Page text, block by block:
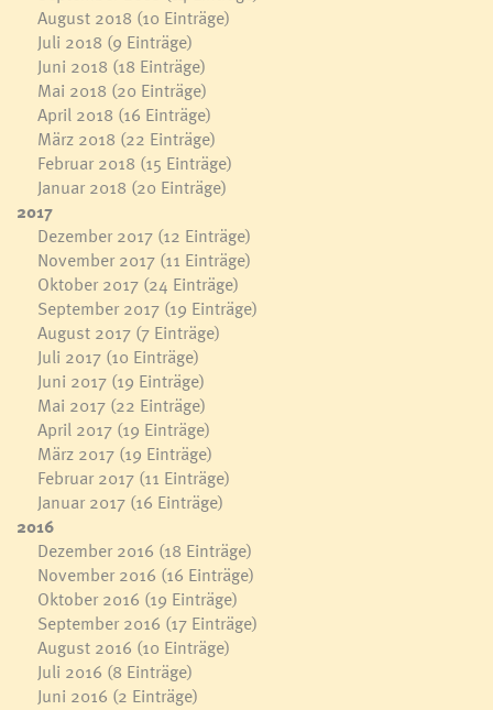
August 2018 (10 Einträge)
Juli 2018 (9 Einträge)
Juni 2018 (18 Einträge)
Mai 2018 (20 Einträge)
April 2018 (16 Einträge)
März 2018 (22 Einträge)
Februar 2018 (15 Einträge)
Januar 2018 (20 Einträge)
2017
Dezember 2017 (12 Einträge)
November 2017 (11 Einträge)
Oktober 2017 (24 Einträge)
September 2017 (19 Einträge)
August 2017 (7 Einträge)
Juli 2017 (10 Einträge)
Juni 2017 (19 Einträge)
Mai 2017 (22 Einträge)
April 2017 (19 Einträge)
März 2017 (19 Einträge)
Februar 2017 (11 Einträge)
Januar 2017 (16 Einträge)
2016
Dezember 2016 (18 Einträge)
November 2016 (16 Einträge)
Oktober 2016 (19 Einträge)
September 2016 (17 Einträge)
August 2016 (10 Einträge)
Juli 2016 (8 Einträge)
Juni 2016 (2 Einträge)